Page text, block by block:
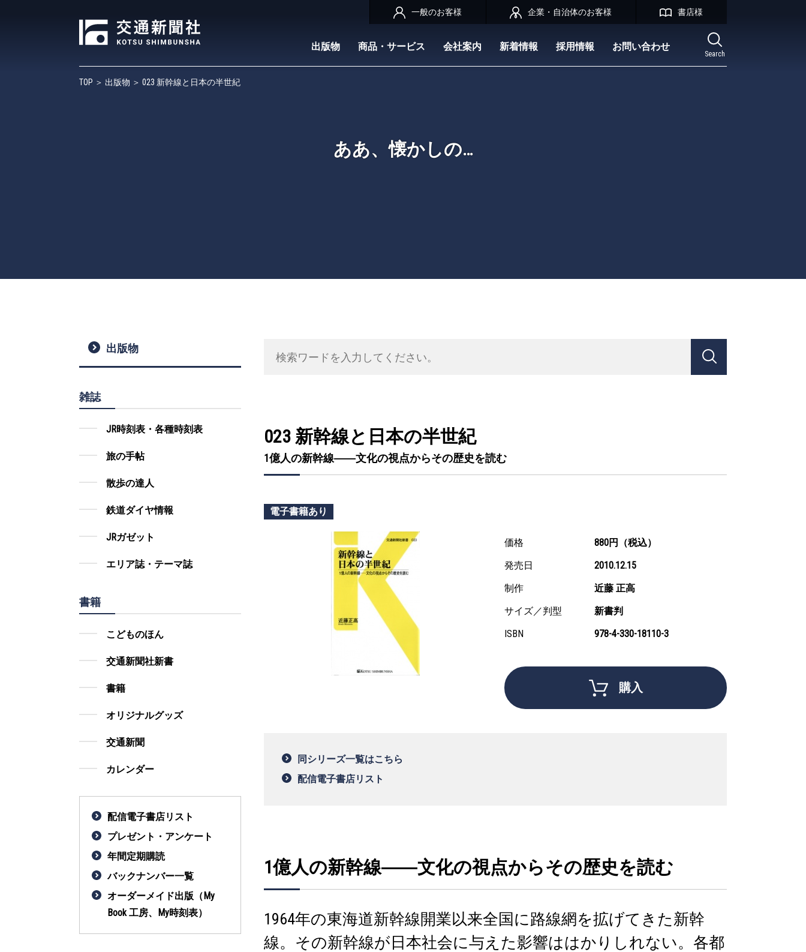
Search
出版物 商品・サービス 会社案内 新着情報 採用情報 お問い合わせ
一般のお客様 企業・自治体のお客様 書店様
TOP ＞ 出版物 ＞ 023 新幹線と日本の半世紀
ああ、懐かしの…
出版物
雑誌
JR時刻表・各種時刻表
旅の手帖
散歩の達人
鉄道ダイヤ情報
JRガゼット
エリア誌・テーマ誌
書籍
こどものほん
交通新聞社新書
書籍
オリジナルグッズ
交通新聞
カレンダー
配信電子書店リスト
プレゼント・アンケート
年間定期購読
バックナンバー一覧
オーダーメイド出版（My
Book 工房、My時刻表）
023 新幹線と日本の半世紀
1億人の新幹線――文化の視点からその歴史を読む
電子書籍あり
価格
880円（税込）
発売日
2010.12.15
制作
近藤 正高
サイズ／判型
新書判
ISBN
978-4-330-18110-3
購入
同シリーズ一覧はこちら
配信電子書店リスト
1億人の新幹線――文化の視点からその歴史を読む
1964年の東海道新幹線開業以来全国に路線網を拡げてきた新幹
線。その新幹線が日本社会に与えた影響ははかりしれない。各都